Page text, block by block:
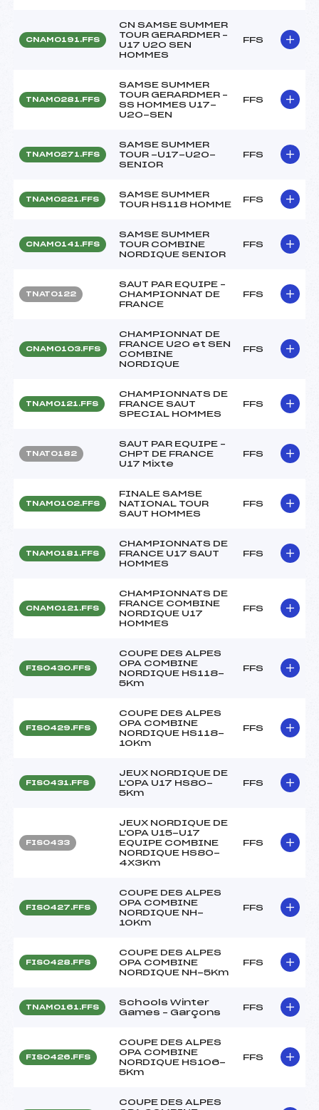
CNAM0191.FFS
CN SAMSE SUMMER
TOUR GERARDMER –
U17 U20 SEN
HOMMES
FFS
TNAM0281.FFS
SAMSE SUMMER
TOUR GERARDMER –
SS HOMMES U17-
U20-SEN
FFS
TNAM0271.FFS
SAMSE SUMMER
TOUR -U17-U20-
SENIOR
FFS
TNAM0221.FFS
SAMSE SUMMER
TOUR HS118 HOMME
FFS
CNAM0141.FFS
SAMSE SUMMER
TOUR COMBINE
NORDIQUE SENIOR
FFS
TNAT0122
SAUT PAR EQUIPE –
CHAMPIONNAT DE
FRANCE
FFS
CNAM0103.FFS
CHAMPIONNAT DE
FRANCE U20 et SEN
COMBINE
NORDIQUE
FFS
TNAM0121.FFS
CHAMPIONNATS DE
FRANCE SAUT
SPECIAL HOMMES
FFS
TNAT0182
SAUT PAR EQUIPE –
CHPT DE FRANCE
U17 Mixte
FFS
TNAM0102.FFS
FINALE SAMSE
NATIONAL TOUR
SAUT HOMMES
FFS
TNAM0181.FFS
CHAMPIONNATS DE
FRANCE U17 SAUT
HOMMES
FFS
CNAM0121.FFS
CHAMPIONNATS DE
FRANCE COMBINE
NORDIQUE U17
HOMMES
FFS
FIS0430.FFS
COUPE DES ALPES
OPA COMBINE
NORDIQUE HS118-
5Km
FFS
FIS0429.FFS
COUPE DES ALPES
OPA COMBINE
NORDIQUE HS118-
10Km
FFS
FIS0431.FFS
JEUX NORDIQUE DE
L'OPA U17 HS80-
5Km
FFS
FIS0433
JEUX NORDIQUE DE
L'OPA U15-U17
EQUIPE COMBINE
NORDIQUE HS80-
4X3Km
FFS
FIS0427.FFS
COUPE DES ALPES
OPA COMBINE
NORDIQUE NH-
10Km
FFS
FIS0428.FFS
COUPE DES ALPES
OPA COMBINE
NORDIQUE NH-5Km
FFS
TNAM0161.FFS
Schools Winter
Games – Garçons
FFS
FIS0426.FFS
COUPE DES ALPES
OPA COMBINE
NORDIQUE HS106-
5Km
FFS
COUPE DES ALPES